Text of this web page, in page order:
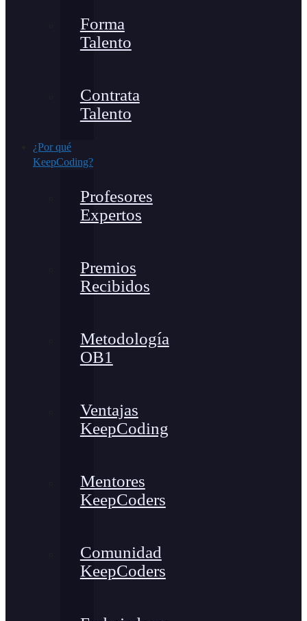
Forma
Talento
Contrata
Talento
¿Por qué
KeepCoding?
Profesores
Expertos
Premios
Recibidos
Metodología
OB1
Ventajas
KeepCoding
Mentores
KeepCoders
Comunidad
KeepCoders